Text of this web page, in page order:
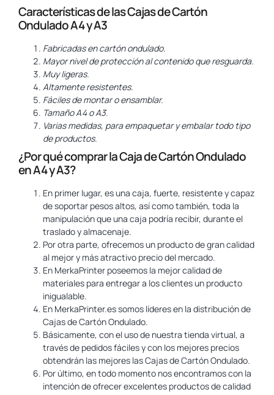
Características de las Cajas de Cartón
Ondulado A4 y A3
Fabricadas en cartón ondulado.
Mayor nivel de protección al contenido que resguarda.
Muy ligeras.
Altamente resistentes.
Fáciles de montar o ensamblar.
Tamaño A4 o A3.
Varias medidas, para empaquetar y embalar todo tipo
de productos.
¿Por qué comprar la Caja de Cartón Ondulado
en A4 y A3?
En primer lugar, es una caja, fuerte, resistente y capaz
de soportar pesos altos, así como también, toda la
manipulación que una caja podría recibir, durante el
traslado y almacenaje.
Por otra parte, ofrecemos un producto de gran calidad
al mejor y más atractivo precio del mercado.
En MerkaPrinter poseemos la mejor calidad de
materiales para entregar a los clientes un producto
inigualable.
En MerkaPrinter.es somos líderes en la distribución de
Cajas de Cartón Ondulado.
Básicamente, con el uso de nuestra tienda virtual, a
través de pedidos fáciles y con los mejores precios
obtendrán las mejores las Cajas de Cartón Ondulado.
Por último, en todo momento nos encontramos con la
intención de ofrecer excelentes productos de calidad